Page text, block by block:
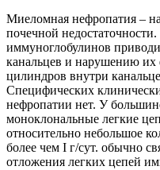
Миеломная нефропатия –
почечной
иммуноглобулинов
канальцев и нарушению
цилиндров внутри
Специфических
нефропатии нет. У
моноклональные легкие
относительно небольшое
более чем I г/сут. обычно
отложения легких цепей